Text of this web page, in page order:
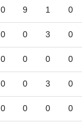
0 9 1 0
0 0 3 0
0 0 0 0
0 0 3 0
0 0 0 0